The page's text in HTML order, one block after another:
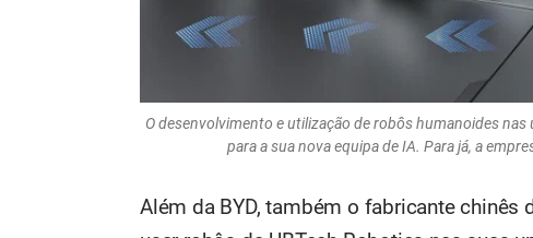
O desenvolvimento e utilização de robôs humanoides
para a sua nova equipa de IA. Para já, a
Além da BYD, também o fabricante